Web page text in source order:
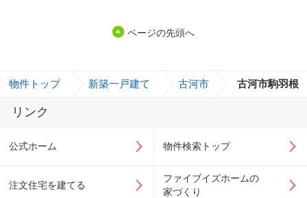
ページの先頭へ
物件トップ 新築一戸建て 古河市 古河市駒羽根
リンク
公式ホーム 物件検索トップ
注文住宅を建てる
ファイブイズホームの
家づくり